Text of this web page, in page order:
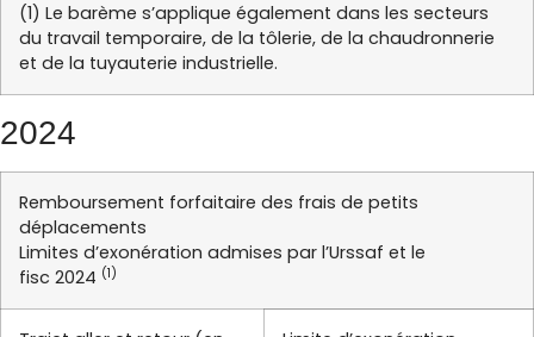
(1) Le barème s’applique également dans les secteurs
du travail temporaire, de la tôlerie, de la chaudronnerie
et de la tuyauterie industrielle.
2024
Remboursement forfaitaire des frais de petits
déplacements
Limites d’exonération admises par l’Urssaf et le
fisc 2024 (1)